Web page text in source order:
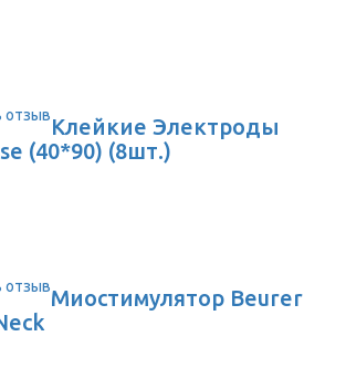
отзывКлейкие Электроды
(40*90) (8шт.)
отзывМиостимулятор Beurer